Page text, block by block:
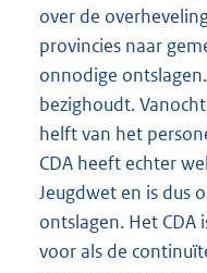
over de
provincies naar
onnodige
bezighoudt.
helft van het
CDA heeft echter
Jeugdwet en is dus
ontslagen. Het
voor als de